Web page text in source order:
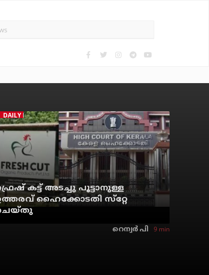
DAILY NEWS
കട്ട് അടച്ചു പൂട്ടാനുള്ള
ഹൈക്കോടതി സ്‌റ്റേ
റെന്വര്‍ പി 9 min